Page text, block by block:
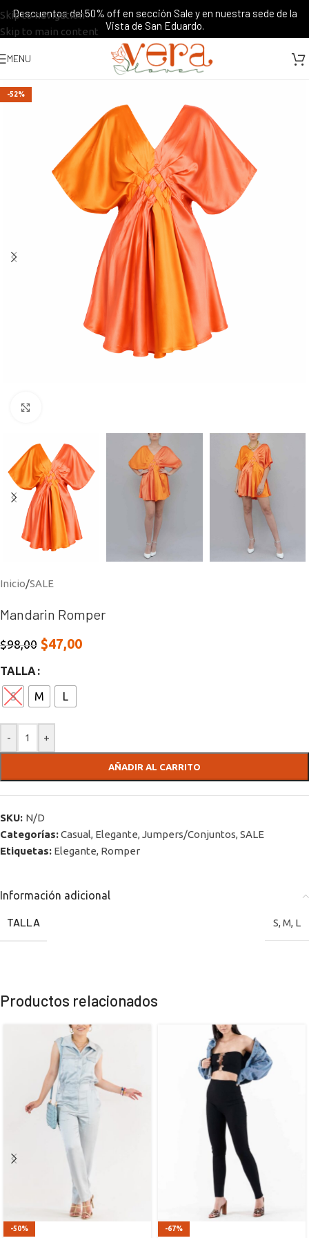
Skip to navigation
Skip to main content
Descuentos del 50% off en sección Sale y en nuestra sede de la
Vista de San Eduardo.
MENU
-52%
Inicio/SALE
Mandarin Romper
$98,00 $47,00
TALLA
S M L
- +
AÑADIR AL CARRITO
SKU: N/D
Categorías:Casual, Elegante, Jumpers/Conjuntos, SALE
Etiquetas: Elegante, Romper
Información adicional
TALLA S, M, L
Productos relacionados
-50% -67%